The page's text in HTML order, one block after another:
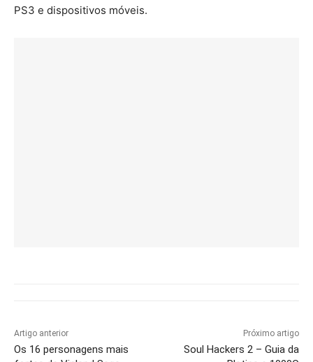
PS3 e dispositivos móveis.
Artigo anterior
Os 16 personagens mais
Próximo artigo
Soul Hackers 2 – Guia da